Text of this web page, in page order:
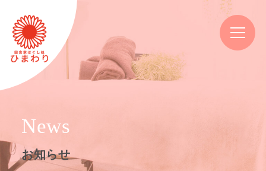
News
お知らせ